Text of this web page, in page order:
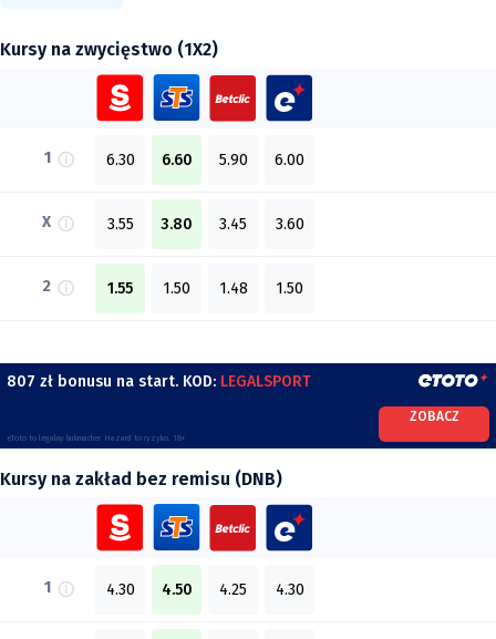
Kursy na zwycięstwo (1X2)
1 6.30 6.60 5.90 6.00
X 3.55 3.80 3.45 3.60
2 1.55 1.50 1.48 1.50
807 zł bonusu na start. KOD: LEGALSPORT
eToto to legalny bukmacher. Hazard to ryzyko. 18+
ZOBACZ
Kursy na zakład bez remisu (DNB)
1 4.30 4.50 4.25 4.30